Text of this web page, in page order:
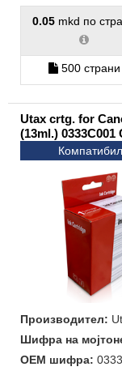
0.05 mkd по
500 страни
Utax crtg. for
(13ml.) 0333C001
Производител:
Шифра на
ОЕМ шифра: